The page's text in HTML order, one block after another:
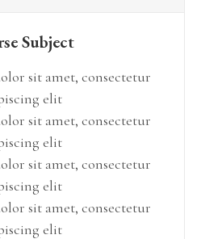
Subject
sit amet, consectetur
elit
sit amet, consectetur
elit
sit amet, consectetur
elit
sit amet, consectetur
elit